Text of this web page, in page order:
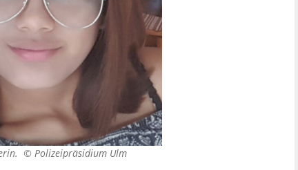
© Polizeipräsidium Ulm